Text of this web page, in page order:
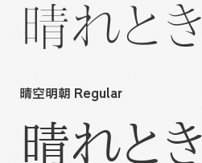
晴れと
晴空明朝 Regular
晴れと